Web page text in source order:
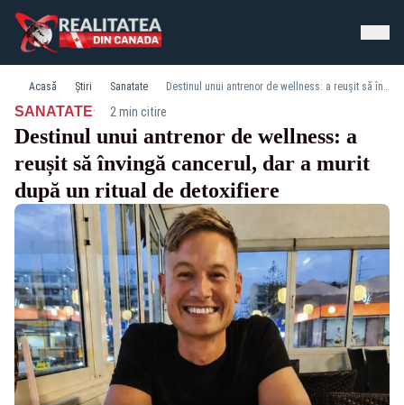
Acasă Știri Sanatate Destinul unui antrenor de wellness: a reușit să învingă cancerul, dar a murit după un ritual de detoxifiere
SANATATE· 2 min citire
Destinul unui antrenor de wellness: a
reușit să învingă cancerul, dar a murit
după un ritual de detoxifiere